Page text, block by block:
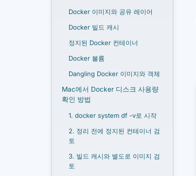
Docker 이미지와 공유 레이어
Docker 빌드 캐시
정지된 Docker 컨테이너
Docker 볼륨
Dangling Docker 이미지와 객체
Mac에서 Docker 디스크 사용량
확인 방법
1. docker system df -v로 시작
2. 정리 전에 정지된 컨테이너 검
토
3. 빌드 캐시와 별도로 이미지 검
토